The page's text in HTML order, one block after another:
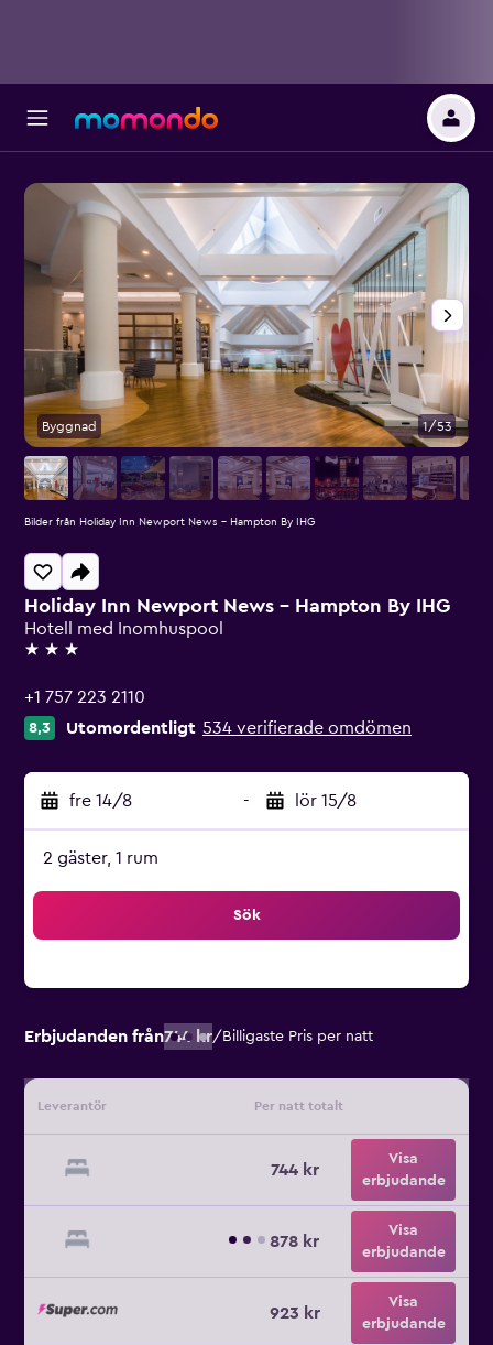
Holiday Inn Newport News - Hampton By IHG
Hotell med Inomhuspool
3 stjärnor
+1 757 223 2110
8,3 Utomordentligt 534 verifierade omdömen
fre 14/8 - lör 15/8
2 gäster, 1 rum
Sök
Erbjudanden från744 kr/ Billigaste Pris per natt
Leverantör Per natt totalt
744 kr
Visa
erbjudande
878 kr
Visa
erbjudande
923 kr
Visa
erbjudande
Byggnad 1/53
Bilder från Holiday Inn Newport News - Hampton By IHG